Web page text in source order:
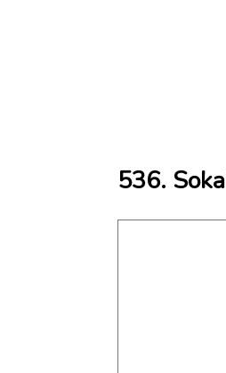
536.